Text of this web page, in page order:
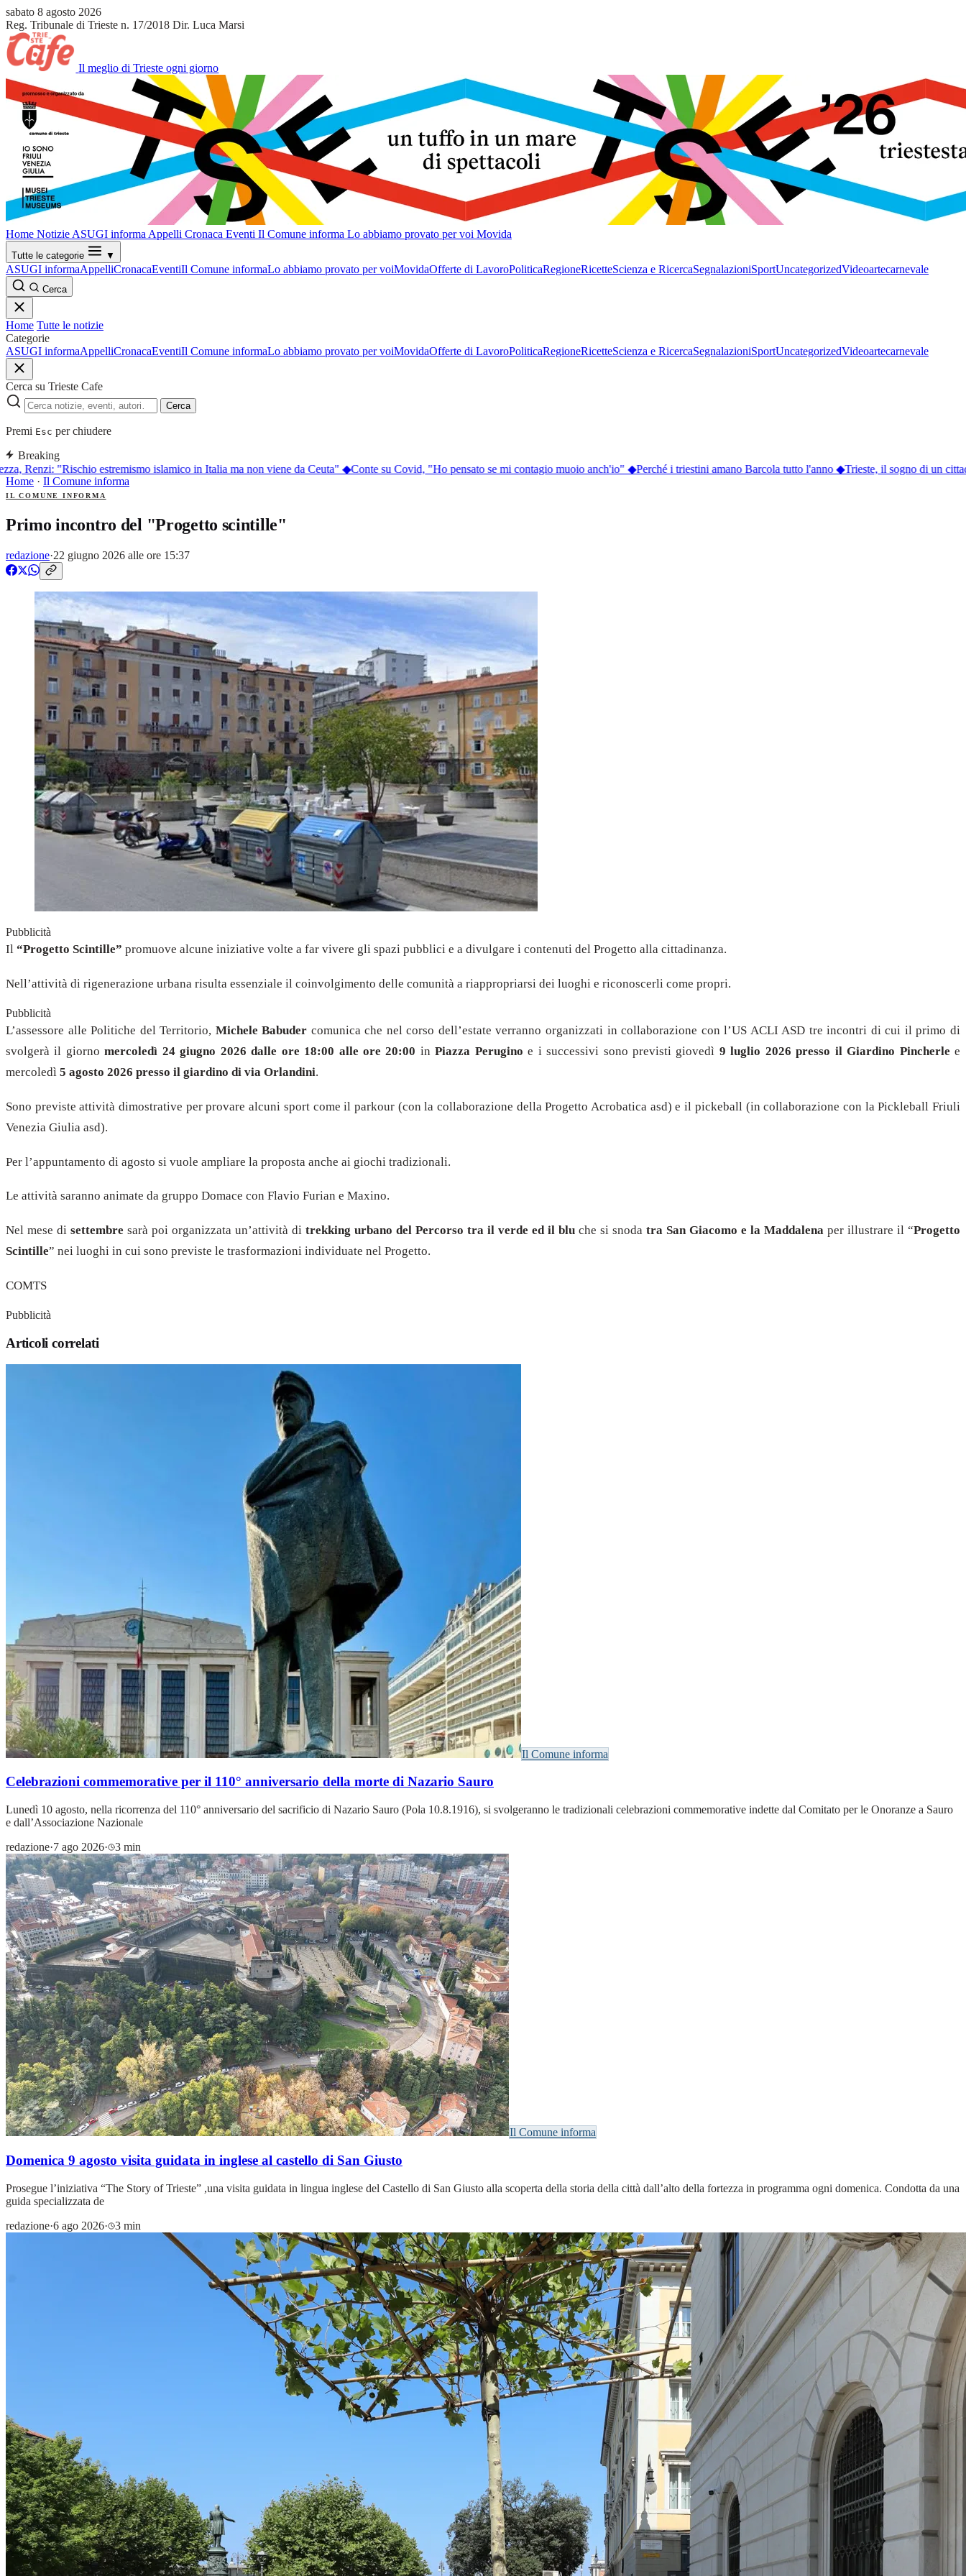
sabato 8 agosto 2026
Reg. Tribunale di Trieste n. 17/2018 Dir. Luca Marsi
Il meglio di Trieste ogni giorno
Home Notizie ASUGI informa Appelli Cronaca Eventi Il Comune informa Lo abbiamo provato per voi Movida
Tutte le categorie ▼
ASUGI informaAppelliCronacaEventiIl Comune informaLo abbiamo provato per voiMovidaOfferte di LavoroPoliticaRegioneRicetteScienza e RicercaSegnalazioniSportUncategorizedVideoartecarnevale
Cerca
Home Tutte le notizie
Categorie
ASUGI informaAppelliCronacaEventiIl Comune informaLo abbiamo provato per voiMovidaOfferte di LavoroPoliticaRegioneRicetteScienza e RicercaSegnalazioniSportUncategorizedVideoartecarnevale
Cerca su Trieste Cafe
Cerca
Premi Esc per chiudere
Breaking
Renzi: "Rischio estremismo islamico in Italia ma non viene da Ceuta"◆ Conte su Covid, "Ho pensato se mi contagio muoio anch'io"◆ Perché i triestini amano Barcola tutto l'anno◆Trieste, il sogno di un
Home · Il Comune informa
IL COMUNE INFORMA
Primo incontro del "Progetto scintille"
redazione·22 giugno 2026 alle ore 15:37
Pubblicità
Il “Progetto Scintille” promuove alcune iniziative volte a far vivere gli spazi pubblici e a divulgare i contenuti del Progetto alla cittadinanza.
Nell’attività di rigenerazione urbana risulta essenziale il coinvolgimento delle comunità a riappropriarsi dei luoghi e riconoscerli come propri.
Pubblicità
L’assessore alle Politiche del Territorio, Michele Babuder comunicache nel corso dell’estate verranno organizzati in collaborazione con l’US ACLI ASD tre incontri di cui il primo di
svolgerà il giornomercoledì 24 giugno 2026 dalle ore 18:00 alle ore 20:00 inPiazza Perugino e i successivi sono previsti giovedì 9 luglio 2026 presso il Giardino Pincherle e
mercoledì 5 agosto 2026 presso il giardino di via Orlandini.
Sono previste attività dimostrative per provare alcuni sport come il parkour (con la collaborazione della Progetto Acrobatica asd) e il pickeball (in collaborazione con la Pickleball Friuli
Venezia Giulia asd).
Per l’appuntamento di agosto si vuole ampliare la proposta anche ai giochi tradizionali.
Le attività saranno animate da gruppo Domace con Flavio Furian e Maxino.
Nel mese di settembre sarà poi organizzata un’attività di trekking urbano del Percorso tra il verde ed il blu che si snoda tra San Giacomo e la Maddalena per illustrare il “Progetto
Scintille” nei luoghi in cui sono previste le trasformazioni individuate nel Progetto.
COMTS
Pubblicità
Articoli correlati
Il Comune informa
Celebrazioni commemorative per il 110° anniversario della morte di Nazario Sauro
Lunedì 10 agosto, nella ricorrenza del 110° anniversario del sacrificio di Nazario Sauro (Pola 10.8.1916), si svolgeranno le tradizionali celebrazioni commemorative indette dal Comitato per le Onoranze a Sauro
e dall’Associazione Nazionale
redazione·7 ago 2026· 3 min
Il Comune informa
Domenica 9 agosto visita guidata in inglese al castello di San Giusto
Prosegue l’iniziativa “The Story of Trieste” ,una visita guidata in lingua inglese del Castello di San Giusto alla scoperta della storia della città dall’alto della fortezza in programma ogni domenica. Condotta da una
guida specializzata de
redazione·6 ago 2026· 3 min